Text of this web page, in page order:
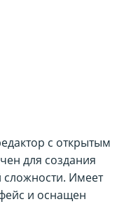
с открытым
для создания
Имеет
и оснащен